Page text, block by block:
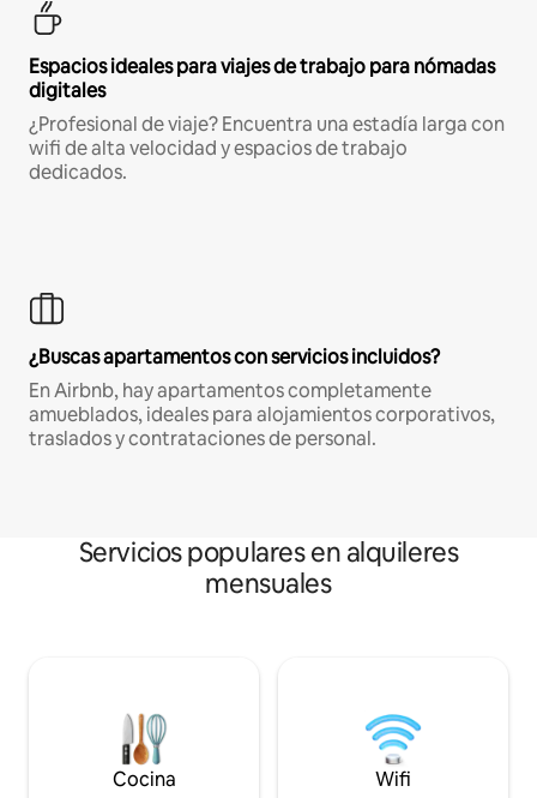
Espacios ideales para viajes de trabajo para nómadas
digitales
¿Profesional de viaje? Encuentra una estadía larga con
wifi de alta velocidad y espacios de trabajo
dedicados.
¿Buscas apartamentos con servicios incluidos?
En Airbnb, hay apartamentos completamente
amueblados, ideales para alojamientos corporativos,
traslados y contrataciones de personal.
Servicios populares en alquileres
mensuales
Cocina Wifi